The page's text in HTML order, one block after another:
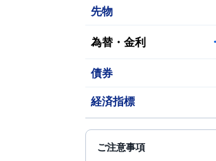
先物
為替・金利
債券
経済指標
ご注意事項